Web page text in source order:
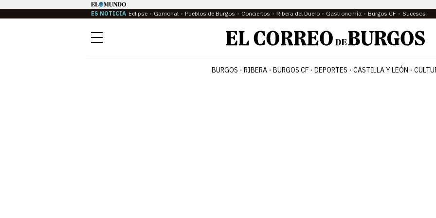
ES NOTICIA Eclipse Gamonal Pueblos de Burgos Conciertos Ribera del Duero Gastronomía Burgos CF Sucesos
Menú
BURGOS RIBERA BURGOS CF DEPORTES CASTILLA Y LEÓN